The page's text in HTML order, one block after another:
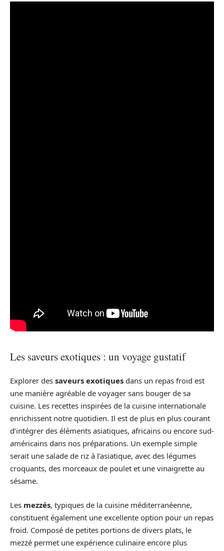
Les saveurs exotiques : un voyage gustatif
Explorer des saveurs exotiques dans un repas froid est
une manière agréable de voyager sans bouger de sa
cuisine. Les recettes inspirées de la cuisine internationale
enrichissent notre quotidien. Il est de plus en plus courant
d’intégrer des éléments asiatiques, africains ou encore sud-
américains dans nos préparations. Un exemple simple
serait une salade de riz à l’asiatique, avec des légumes
croquants, des morceaux de poulet et une vinaigrette au
sésame.
Les mezzés, typiques de la cuisine méditerranéenne,
constituent également une excellente option pour un repas
froid. Composé de petites portions de divers plats, le
mezzé permet une expérience culinaire encore plus